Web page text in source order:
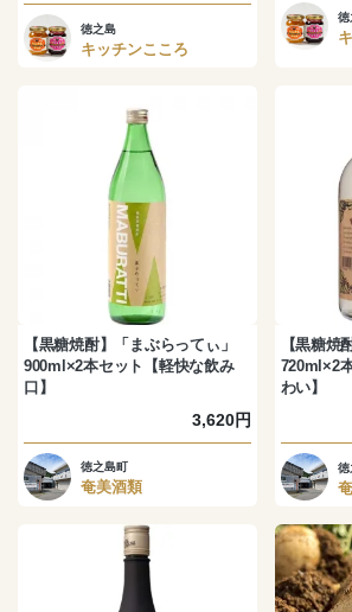
徳之島
キッチンこころ
徳
【黒糖焼酎】「まぶらってぃ」
900ml×2本セット【軽快な飲み
口】
3,620円
徳之島町
奄美酒類
【黒糖焼
720ml×2
わい】
徳